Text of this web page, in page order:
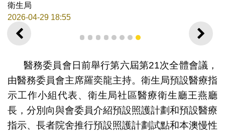
衛生局
2026-04-29 18:55
上一則 下一
1 2 3 4 5 6 7 8
醫務委員會日前舉行第六屆第21次全體會議，
由醫務委員會主席羅奕龍主持。衛生局預設醫療指
示工作小組代表、衛生局社區醫療衛生廳王燕廳
長，分別向與會委員介紹預設照護計劃和預設醫療
指示、長者院舍推行預設照護計劃試點和本澳慢性